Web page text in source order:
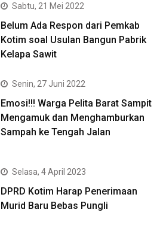
Sabtu, 21 Mei 2022
Belum Ada Respon dari Pemkab
Kotim soal Usulan Bangun Pabrik
Kelapa Sawit
Senin, 27 Juni 2022
Emosi!!! Warga Pelita Barat Sampit
Mengamuk dan Menghamburkan
Sampah ke Tengah Jalan
Selasa, 4 April 2023
DPRD Kotim Harap Penerimaan
Murid Baru Bebas Pungli